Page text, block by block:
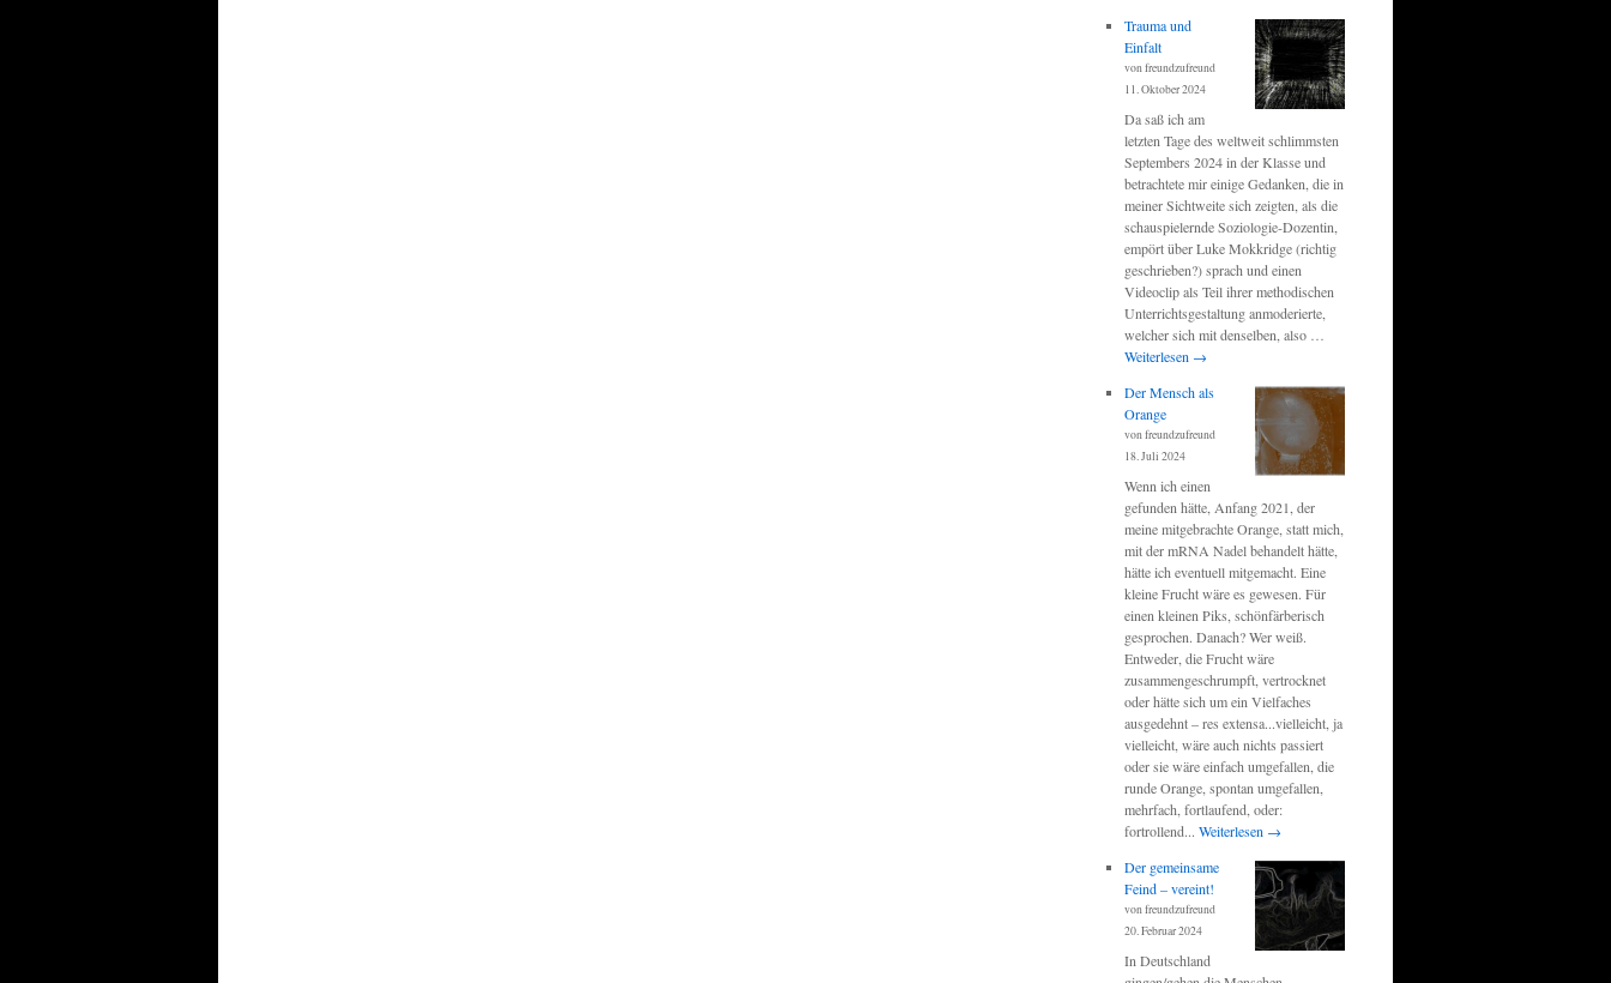
Trauma und
Einfalt
von freundzufreund
11. Oktober 2024
Da saß ich am
letzten Tage des weltweit schlimmsten
Septembers 2024 in der Klasse und
betrachtete mir einige Gedanken, die in
meiner Sichtweite sich zeigten, als die
schauspielernde Soziologie-Dozentin,
empört über Luke Mokkridge (richtig
geschrieben?) sprach und einen
Videoclip als Teil ihrer methodischen
Unterrichtsgestaltung anmoderierte,
welcher sich mit denselben, also …
Weiterlesen →
Der Mensch als
Orange
von freundzufreund
18. Juli 2024
Wenn ich einen
gefunden hätte, Anfang 2021, der
meine mitgebrachte Orange, statt mich,
mit der mRNA Nadel behandelt hätte,
hätte ich eventuell mitgemacht. Eine
kleine Frucht wäre es gewesen. Für
einen kleinen Piks, schönfärberisch
gesprochen. Danach? Wer weiß.
Entweder, die Frucht wäre
zusammengeschrumpft, vertrocknet
oder hätte sich um ein Vielfaches
ausgedehnt – res extensa...vielleicht, ja
vielleicht, wäre auch nichts passiert
oder sie wäre einfach umgefallen, die
runde Orange, spontan umgefallen,
mehrfach, fortlaufend, oder:
fortrollend... Weiterlesen →
Der gemeinsame
Feind – vereint!
von freundzufreund
20. Februar 2024
In Deutschland